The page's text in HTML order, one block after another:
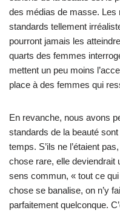
des médias de masse. Les
standards tellement
pourront jamais les
quarts des femmes
mettent un peu moins
place à des femmes qui
En revanche, nous avons
standards de la beauté
temps. S’ils ne l’étaient
chose rare, elle deviendrait
sens commun, « tout ce
chose se banalise, on n’y
parfaitement quelconque.